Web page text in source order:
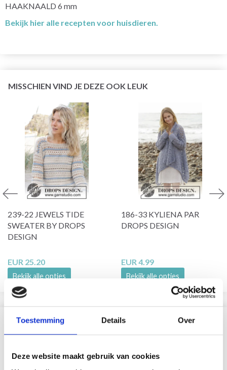
Toestemming Details Over
Deze website maakt gebruik van cookies
HAAKNAALD 6 mm
Bekijk hier alle recepten voor huisdieren.
MISSCHIEN VIND JE DEZE OOK LEUK
239-22 JEWELS TIDE
SWEATER BY DROPS
DESIGN
EUR 25.20
Bekijk alle opties
186-33 KYLIENA PAR
DROPS DESIGN
EUR 4.99
Bekijk alle opties
VERGELIJKBAAR MET DIT